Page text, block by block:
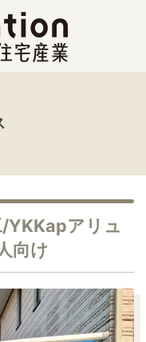
YKKapアリュ
向け